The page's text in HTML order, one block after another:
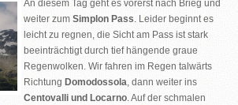
An diesem Tag geht es vorerst nach Brieg und
weiter zum Simplon Pass. Leider beginnt es
leicht zu regnen, die Sicht am Pass ist stark
beeinträchtigt durch tief hängende graue
Regenwolken. Wir fahren im Regen talwärts
Richtung Domodossola, dann weiter ins
Centovalli und Locarno. Auf der schmalen